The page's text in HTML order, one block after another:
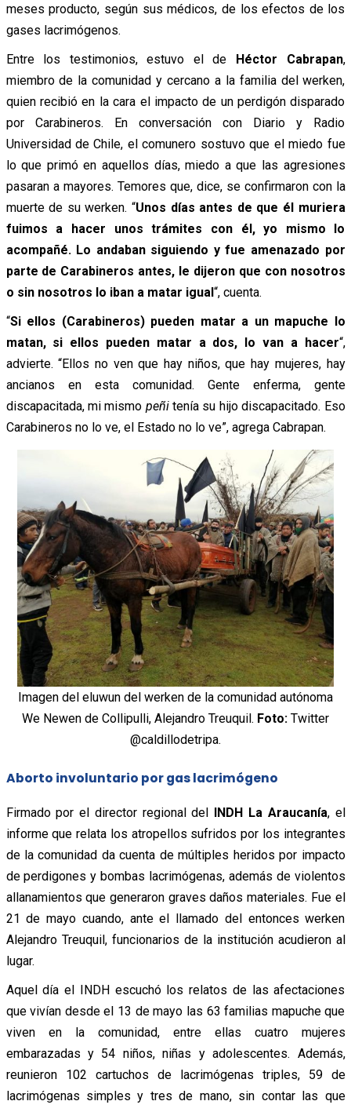
meses producto, según sus médicos, de los efectos de los
gases lacrimógenos.
Entre los testimonios, estuvo el de Héctor Cabrapan,
miembro de la comunidad y cercano a la familia del werken,
quien recibió en la cara el impacto de un perdigón disparado
por Carabineros. En conversación con Diario y Radio
Universidad de Chile, el comunero sostuvo que el miedo fue
lo que primó en aquellos días, miedo a que las agresiones
pasaran a mayores. Temores que, dice, se confirmaron con la
muerte de su werken. “Unos días antes de que él muriera
fuimos a hacer unos trámites con él, yo mismo lo
acompañé. Lo andaban siguiendo y fue amenazado por
parte de Carabineros antes, le dijeron que con nosotros
o sin nosotros lo iban a matar igual“, cuenta.
“Si ellos (Carabineros) pueden matar a un mapuche lo
matan, si ellos pueden matar a dos, lo van a hacer“,
advierte. “Ellos no ven que hay niños, que hay mujeres, hay
ancianos en esta comunidad. Gente enferma, gente
discapacitada, mi mismo peñitenía su hijo discapacitado. Eso
Carabineros no lo ve, el Estado no lo ve”, agrega Cabrapan.
Imagen del eluwun del werken de la comunidad autónoma
We Newen de Collipulli, Alejandro Treuquil. Foto: Twitter
@caldillodetripa.
Aborto involuntario por gas lacrimógeno
Firmado por el director regional del INDH La Araucanía, el
informe que relata los atropellos sufridos por los integrantes
de la comunidad da cuenta de múltiples heridos por impacto
de perdigones y bombas lacrimógenas, además de violentos
allanamientos que generaron graves daños materiales. Fue el
21 de mayo cuando, ante el llamado del entonces werken
Alejandro Treuquil, funcionarios de la institución acudieron al
lugar.
Aquel día el INDH escuchó los relatos de las afectaciones
que vivían desde el 13 de mayo las 63 familias mapuche que
viven en la comunidad, entre ellas cuatro mujeres
embarazadas y 54 niños, niñas y adolescentes. Además,
reunieron 102 cartuchos de lacrimógenas triples, 59 de
lacrimógenas simples y tres de mano, sin contar las que